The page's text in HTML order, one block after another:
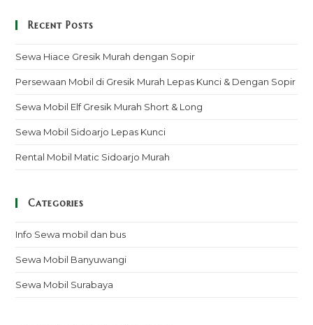
Recent Posts
Sewa Hiace Gresik Murah dengan Sopir
Persewaan Mobil di Gresik Murah Lepas Kunci & Dengan Sopir
Sewa Mobil Elf Gresik Murah Short & Long
Sewa Mobil Sidoarjo Lepas Kunci
Rental Mobil Matic Sidoarjo Murah
Categories
Info Sewa mobil dan bus
Sewa Mobil Banyuwangi
Sewa Mobil Surabaya